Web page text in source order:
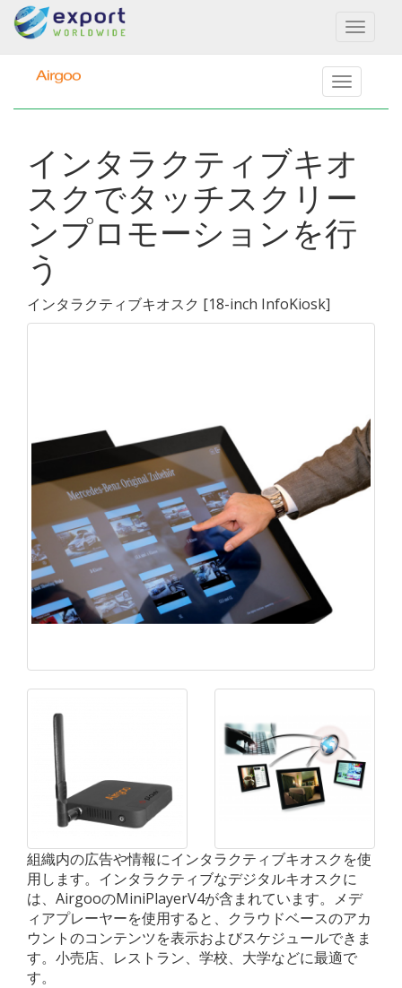
Toggle
インタラクティブキオ
スクでタッチスクリー
ンプロモーションを行
う
インタラクティブキオスク [18-inch InfoKiosk]
組織内の広告や情報にインタラクティブキオスクを使
用します。インタラクティブなデジタルキオスクに
は、AirgooのMiniPlayerV4が含まれています。メデ
ィアプレーヤーを使用すると、クラウドベースのアカ
ウントのコンテンツを表示およびスケジュールできま
す。小売店、レストラン、学校、大学などに最適で
す。